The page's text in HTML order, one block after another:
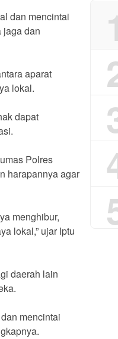
dan mencintai
jaga dan
aparat
lokal.
dapat
Polres
harapannya agar
menghibur,
lokal,” ujar Iptu
daerah lain
mencintai